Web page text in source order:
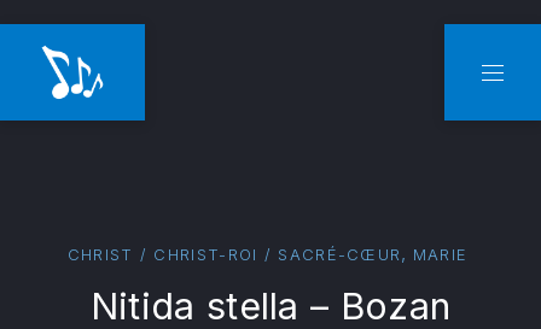
CHRIST / CHRIST-ROI / SACRÉ-CŒUR, MARIE
Nitida stella – Bozan